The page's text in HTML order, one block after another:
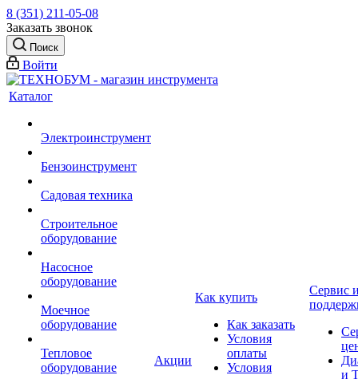
8 (351) 211-05-08
Заказать звонок
Поиск
Войти
Каталог
Электроинструмент
Бензоинструмент
Садовая техника
Строительное
оборудование
Насосное
оборудование
Моечное
оборудование
Тепловое
оборудование
Акции
Как купить
Как заказать
Условия
оплаты
Условия
Сервис
и